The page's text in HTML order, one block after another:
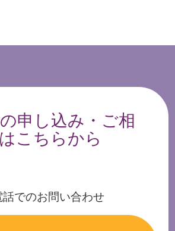
申し込み・ご相
こちらから
話でのお問い合わせ